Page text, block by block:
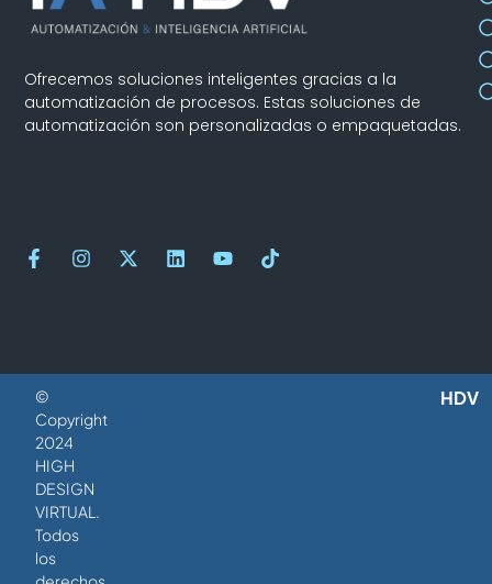
Ofrecemos soluciones inteligentes gracias a la
automatización de procesos. Estas soluciones de
automatización son personalizadas o empaquetadas.
©
Copyright
2024
HIGH
DESIGN
VIRTUAL.
Todos
los
HDV